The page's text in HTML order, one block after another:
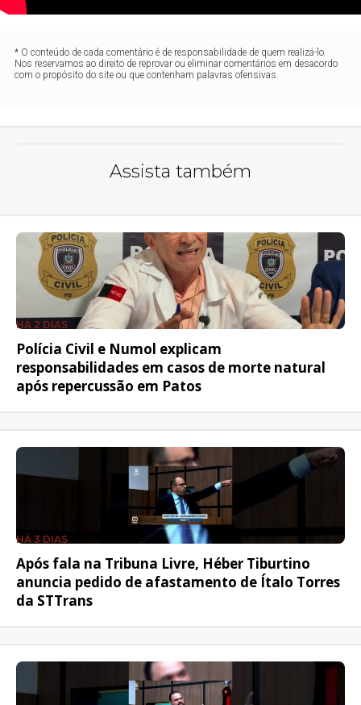
* O conteúdo de cada comentário é de responsabilidade de quem realizá-lo.
Nos reservamos ao direito de reprovar ou eliminar comentários em desacordo
com o propósito do site ou que contenham palavras ofensivas.
Assista também
HÁ 2 DIAS
Polícia Civil e Numol explicam
responsabilidades em casos de morte natural
após repercussão em Patos
HÁ 3 DIAS
Após fala na Tribuna Livre, Héber Tiburtino
anuncia pedido de afastamento de Ítalo Torres
da STTrans